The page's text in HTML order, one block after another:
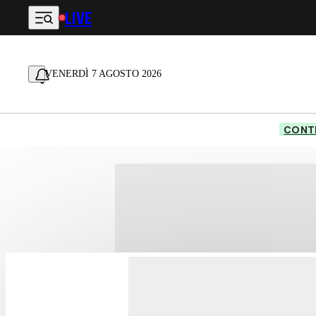
Vai al contenuto principale
LIVE
VENERDÌ 7 AGOSTO 2026